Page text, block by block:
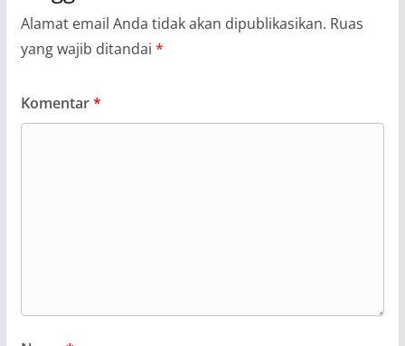
Alamat email Anda tidak akan dipublikasikan. Ruas
yang wajib ditandai *
Komentar*